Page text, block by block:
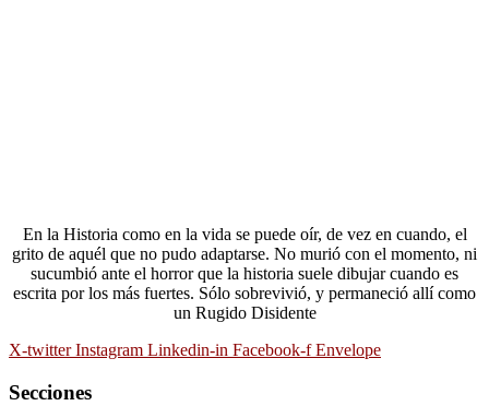
En la Historia como en la vida se puede oír, de vez en cuando, el
grito de aquél que no pudo adaptarse. No murió con el momento, ni
sucumbió ante el horror que la historia suele dibujar cuando es
escrita por los más fuertes. Sólo sobrevivió, y permaneció allí como
un Rugido Disidente
X-twitter Instagram Linkedin-in Facebook-f Envelope
Secciones